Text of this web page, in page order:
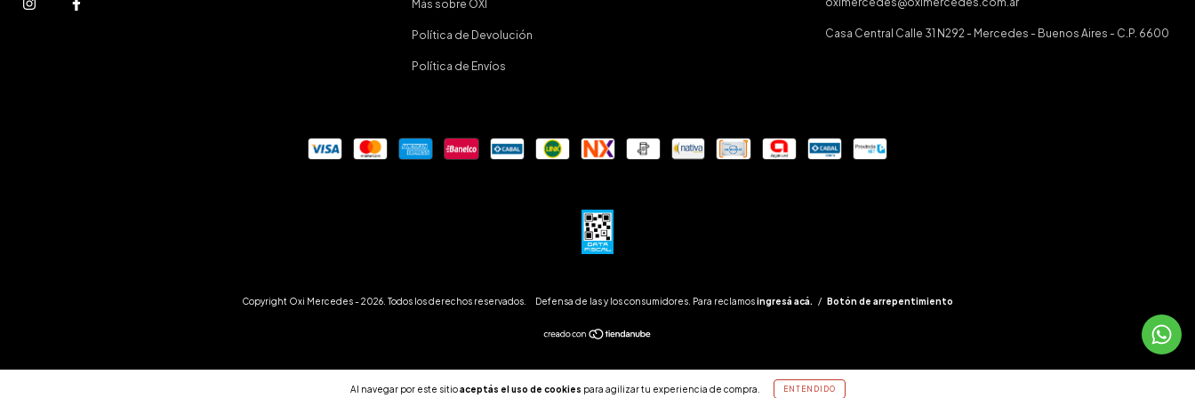
Al navegar por este sitioaceptás el uso de cookies para agilizar tu experiencia de compra. ENTENDIDO
Más sobre OXI
Política de Devolución
Política de Envíos
Casa Central Calle 31 N292 - Mercedes - Buenos Aires - C.P. 6600
Copyright Oxi Mercedes - 2026. Todos los derechos reservados. Defensa de las y los consumidores. Para reclamosingresá acá. / Botón de arrepentimiento